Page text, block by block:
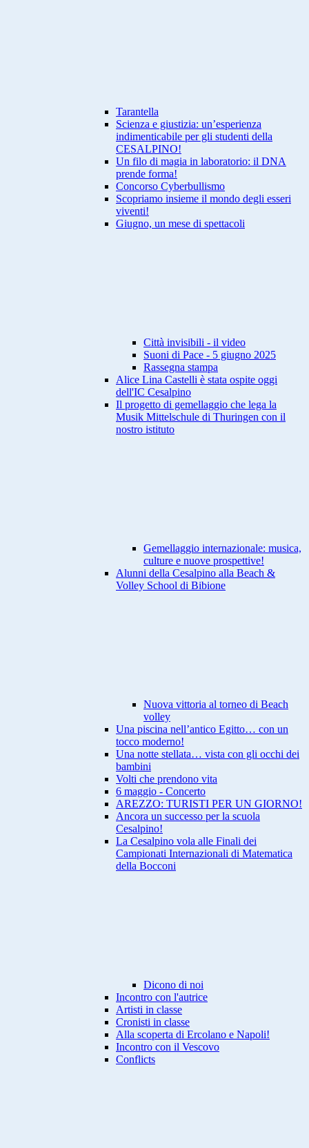
Tarantella
Scienza e giustizia: un’esperienza
indimenticabile per gli studenti della
CESALPINO!
Un filo di magia in laboratorio: il DNA
prende forma!
Concorso Cyberbullismo
Scopriamo insieme il mondo degli esseri
viventi!
Giugno, un mese di spettacoli
Città invisibili - il video
Suoni di Pace - 5 giugno 2025
Rassegna stampa
Alice Lina Castelli è stata ospite oggi
dell'IC Cesalpino
Il progetto di gemellaggio che lega la
Musik Mittelschule di Thuringen con il
nostro istituto
Gemellaggio internazionale: musica,
culture e nuove prospettive!
Alunni della Cesalpino alla Beach &
Volley School di Bibione
Nuova vittoria al torneo di Beach
volley
Una piscina nell’antico Egitto… con un
tocco moderno!
Una notte stellata… vista con gli occhi dei
bambini
Volti che prendono vita
6 maggio - Concerto
AREZZO: TURISTI PER UN GIORNO!
Ancora un successo per la scuola
Cesalpino!
La Cesalpino vola alle Finali dei
Campionati Internazionali di Matematica
della Bocconi
Dicono di noi
Incontro con l'autrice
Artisti in classe
Cronisti in classe
Alla scoperta di Ercolano e Napoli!
Incontro con il Vescovo
Conflicts